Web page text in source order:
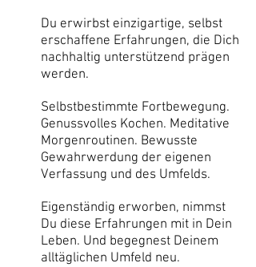
Du erwirbst einzigartige, selbst
erschaffene Erfahrungen, die Dich
nachhaltig unterstützend prägen
werden.
Selbstbestimmte Fortbewegung.
Genussvolles Kochen. Meditative
Morgenroutinen. Bewusste
Gewahrwerdung der eigenen
Verfassung und des Umfelds.
Eigenständig erworben, nimmst
Du diese Erfahrungen mit in Dein
Leben. Und begegnest Deinem
alltäglichen Umfeld neu.